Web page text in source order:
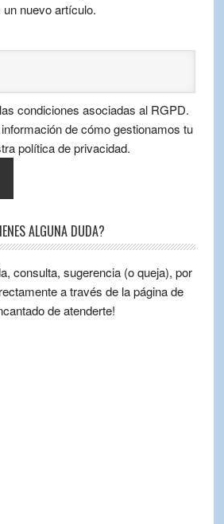
nuevo artículo.
condiciones asociadas al RGPD.
de cómo gestionamos tu
política de privacidad.
ALGUNA DUDA?
consulta, sugerencia (o queja), por
a través de la página de
de atenderte!